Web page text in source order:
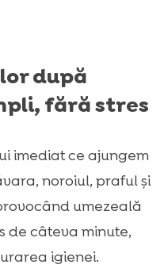
după
fără stres
imediat ce ajungem
noroiul, praful și
umezeală
de câteva minute,
igienei.